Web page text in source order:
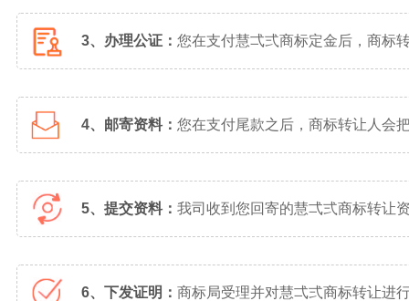
3、办理公证： 您在支付慧弌弍商标定金后，商标
4、邮寄资料： 您在支付尾款之后，商标转让人会
5、提交资料： 我司收到您回寄的慧弌弍商标转让
6、下发证明： 商标局受理并对慧弌弍商标转让进